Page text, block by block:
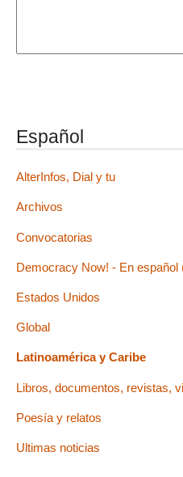
Español
AlterInfos, Dial y tu
Archivos
Convocatorias
Democracy Now! - En español
Estados Unidos
Global
Latinoamérica y Caribe
Libros, documentos, revistas,
Poesía y relatos
Ultimas noticias